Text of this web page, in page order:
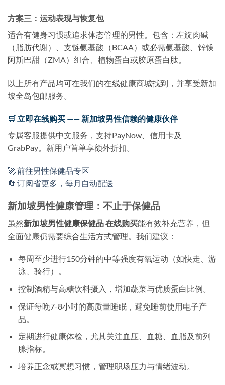
方案三：运动表现与恢复包
适合有健身习惯或追求体态管理的男性。包含：左旋肉碱
（脂肪代谢）、支链氨基酸（BCAA）或必需氨基酸、锌镁
阿斯巴甜（ZMA）组合、植物蛋白或胶原蛋白肽。
以上所有产品均可在我们的在线健康商城找到，并享受新加
坡全岛包邮服务。
🛒 立即在线购买 —— 新加坡男性信赖的健康伙伴
专属客服提供中文服务，支持PayNow、信用卡及
GrabPay。新用户首单享额外折扣。
🚀 前往男性保健品专区
🔄 订阅省更多，每月自动配送
新加坡男性健康管理：不止于保健品
虽然新加坡男性健康保健品 在线购买能有效补充营养，但
全面健康仍需要综合生活方式管理。我们建议：
每周至少进行150分钟的中等强度有氧运动（如快走、游
泳、骑行）。
控制酒精与高糖饮料摄入，增加蔬菜与优质蛋白比例。
保证每晚7-8小时的高质量睡眠，避免睡前使用电子产
品。
定期进行健康体检，尤其关注血压、血糖、血脂及前列
腺指标。
培养正念或冥想习惯，管理职场压力与情绪波动。